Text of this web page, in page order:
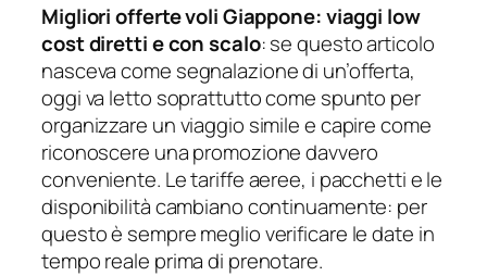
Migliori offerte voli Giappone: viaggi low
cost diretti e con scalo: se questo articolo
nasceva come segnalazione di un’offerta,
oggi va letto soprattutto come spunto per
organizzare un viaggio simile e capire come
riconoscere una promozione davvero
conveniente. Le tariffe aeree, i pacchetti e le
disponibilità cambiano continuamente: per
questo è sempre meglio verificare le date in
tempo reale prima di prenotare.